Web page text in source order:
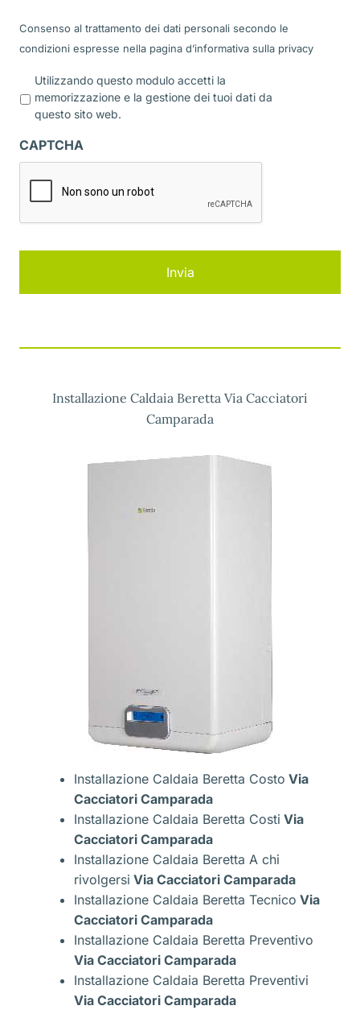
Consenso al trattamento dei dati personali secondo le
condizioni espresse nella pagina d’informativa sulla privacy
r
a
c
Utilizzando questo modulo accetti la
memorizzazione e la gestione dei tuoi dati da
questo sito web.
CAPTCHA
Installazione Caldaia Beretta Via Cacciatori
Camparada
Installazione Caldaia Beretta Costo Via
Cacciatori Camparada
Installazione Caldaia Beretta Costi Via
Cacciatori Camparada
Installazione Caldaia Beretta A chi
rivolgersi Via Cacciatori Camparada
Installazione Caldaia Beretta Tecnico Via
Cacciatori Camparada
Installazione Caldaia Beretta Preventivo
Via Cacciatori Camparada
Installazione Caldaia Beretta Preventivi
Via Cacciatori Camparada